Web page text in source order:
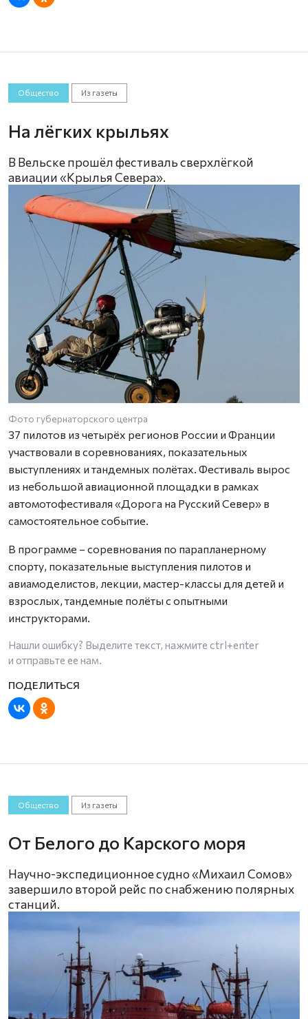
Общество Из газеты
На лёгких крыльях
В Вельске прошёл фестиваль сверхлёгкой
авиации «Крылья Севера».
Фото губернаторского центра
37 пилотов из четырёх регионов России и Франции
участвовали в соревнованиях, показательных
выступлениях и тандемных полётах. Фестиваль вырос
из небольшой авиационной площадки в рамках
автомотофестиваля «Дорога на Русский Север» в
самостоятельное событие.
В программе – соревнования по парапланерному
спорту, показательные выступления пилотов и
авиамоделистов, лекции, мастер-классы для детей и
взрослых, тандемные полёты с опытными
инструкторами.
Нашли ошибку? Выделите текст, нажмите ctrl+enter
и отправьте ее нам.
Общество Из газеты
От Белого до Карского моря
Научно-экспедиционное судно «Михаил Сомов»
завершило второй рейс по снабжению полярных
станций.